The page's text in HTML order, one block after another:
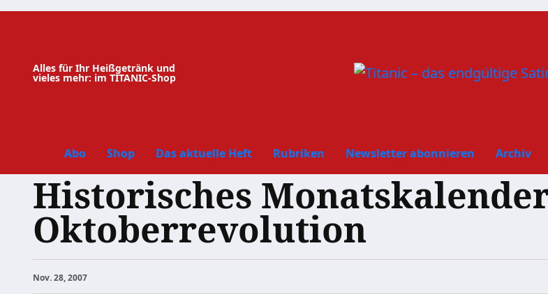
Zum
Alles für Ihr Heißgetränk und
vieles mehr: im TITANIC-Shop
Abo Shop Das aktuelle Heft Rubriken Newsletter abonnieren Archiv
Historisches
Oktoberrevolution
Nov. 28, 2007